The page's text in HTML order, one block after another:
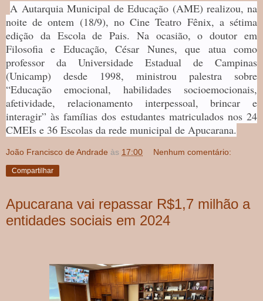
A Autarquia Municipal de Educação (AME) realizou, na
noite de ontem (18/9), no Cine Teatro Fênix, a sétima
edição da Escola de Pais. Na ocasião, o doutor em
Filosofia e Educação, César Nunes, que atua como
professor da Universidade Estadual de Campinas
(Unicamp) desde 1998, ministrou palestra sobre
“Educação emocional, habilidades socioemocionais,
afetividade, relacionamento interpessoal, brincar e
interagir” às famílias dos estudantes matriculados nos 24
CMEIs e 36 Escolas da rede municipal de Apucarana.
João Francisco de Andrade às 17:00 Nenhum comentário:
Compartilhar
Apucarana vai repassar R$1,7 milhão a
entidades sociais em 2024